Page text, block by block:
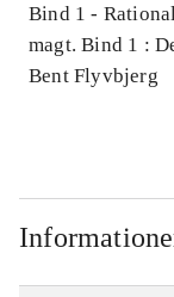
Bind 1 -
magt. Bind 1 :
konkretes
Bent Flyvbjerg